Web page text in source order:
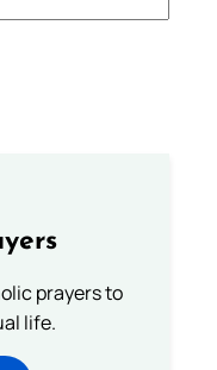
prayers to
life.